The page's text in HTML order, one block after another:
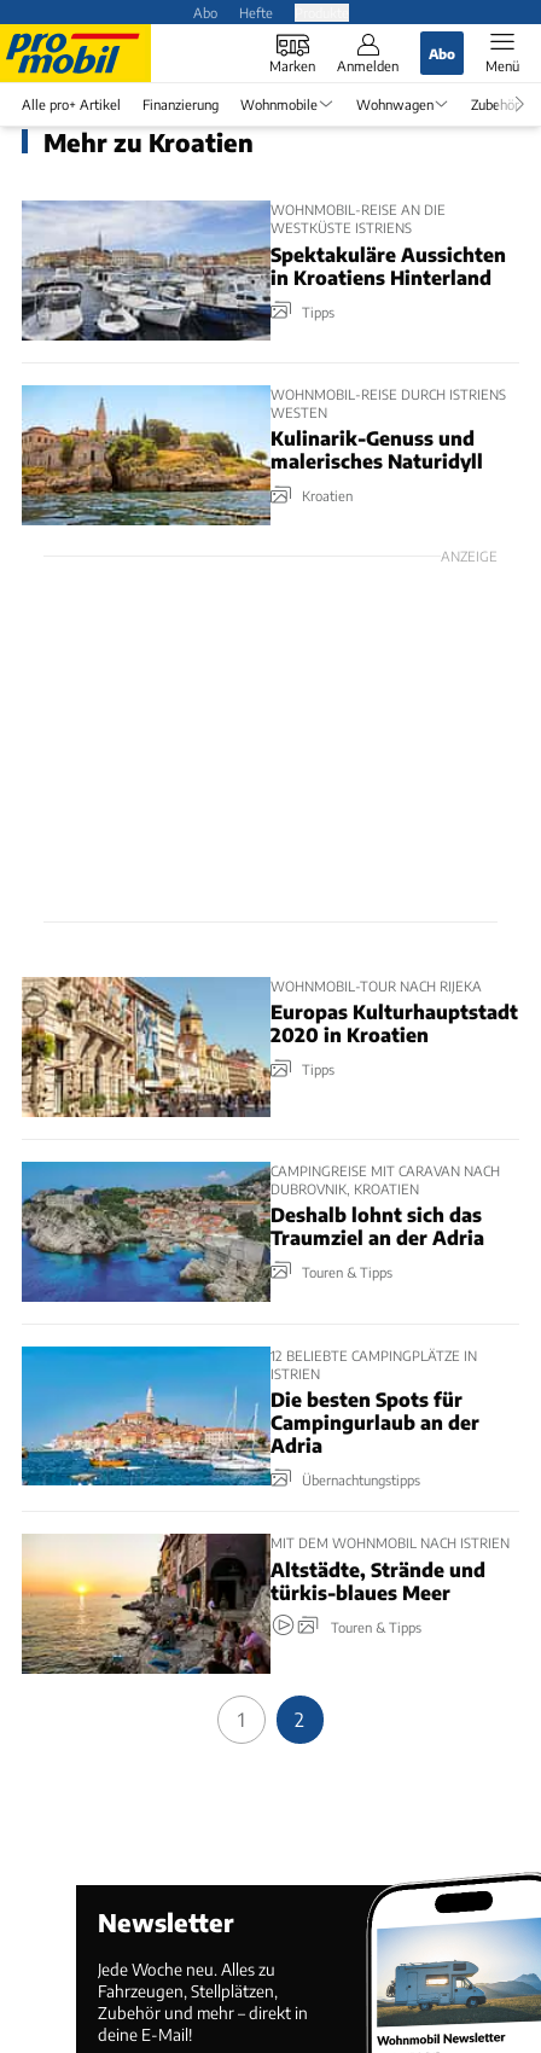
Abo Hefte
Marken Anmelden
Abo
Menü
Alle pro+ Artikel Finanzierung Wohnmobile Wohnwagen Zubehör
Mehr zu Kroatien
WOHNMOBIL-REISE AN DIE
WESTKÜSTE ISTRIENS
Spektakuläre Aussichten
in Kroatiens Hinterland
Tipps
WOHNMOBIL-REISE DURCH ISTRIENS
WESTEN
Kulinarik-Genuss und
malerisches Naturidyll
Kroatien
ANZEIGE
WOHNMOBIL-TOUR NACH RIJEKA
Europas Kulturhauptstadt
2020 in Kroatien
Tipps
CAMPINGREISE MIT CARAVAN NACH
DUBROVNIK, KROATIEN
Deshalb lohnt sich das
Traumziel an der Adria
Touren & Tipps
12 BELIEBTE CAMPINGPLÄTZE IN
ISTRIEN
Die besten Spots für
Campingurlaub an der
Adria
Übernachtungstipps
MIT DEM WOHNMOBIL NACH ISTRIEN
Altstädte, Strände und
türkis-blaues Meer
Touren & Tipps
1 2
Newsletter
Jede Woche neu. Alles zu
Fahrzeugen, Stellplätzen,
Zubehör und mehr – direkt in
deine E-Mail!